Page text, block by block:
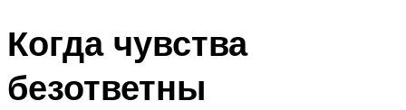
Когда чувства
безответны